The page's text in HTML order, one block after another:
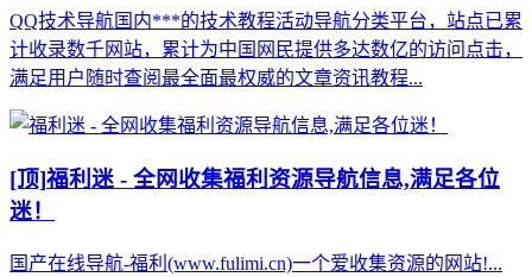
QQ技术导航国内***的技术教程活动导航分类平台，站点已累
计收录数千网站，累计为中国网民提供多达数亿的访问点击，
满足用户随时查阅最全面最权威的文章资讯教程...
[顶]福利迷 - 全网收集福利资源导航信息,满足各位
迷！
国产在线导航-福利(www.fulimi.cn)一个爱收集资源的网站!...